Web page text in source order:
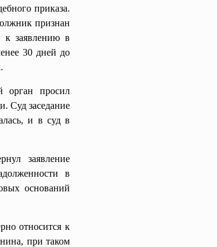
приказа.
признан
к заявлению в
30 дней до
орган просил
Суд заседание
и в суд в
заявление
в
оснований
относится к
при таком